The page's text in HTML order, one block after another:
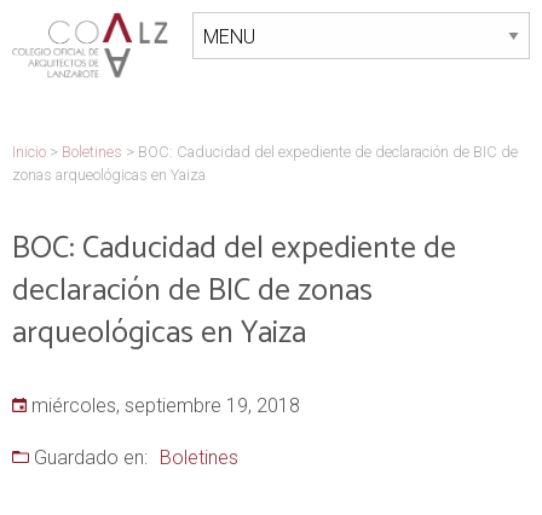
Inicio > Boletines > BOC: Caducidad del expediente de declaración de BIC de
zonas arqueológicas en Yaiza
BOC: Caducidad del expediente de
declaración de BIC de zonas
arqueológicas en Yaiza
miércoles, septiembre 19, 2018
Guardado en: Boletines